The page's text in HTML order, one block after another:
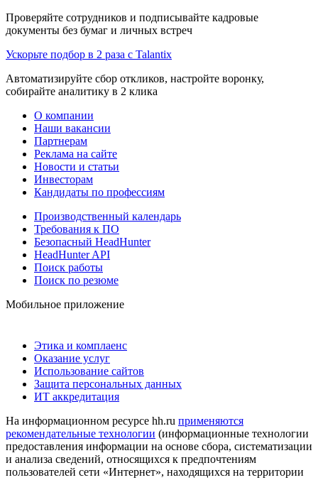
Проверяйте сотрудников и подписывайте кадровые
документы без бумаг и личных встреч
Ускорьте подбор в 2 раза с Talantix
Автоматизируйте сбор откликов, настройте воронку,
собирайте аналитику в 2 клика
О компании
Наши вакансии
Партнерам
Реклама на сайте
Новости и статьи
Инвесторам
Кандидаты по профессиям
Производственный календарь
Требования к ПО
Безопасный HeadHunter
HeadHunter API
Поиск работы
Поиск по резюме
Мобильное приложение
Этика и комплаенс
Оказание услуг
Использование сайтов
Защита персональных данных
ИТ аккредитация
На информационном ресурсе hh.ru применяются
рекомендательные технологии (информационные технологии
предоставления информации на основе сбора, систематизации
и анализа сведений, относящихся к предпочтениям
пользователей сети «Интернет», находящихся на территории